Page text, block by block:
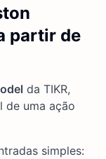
partir de
da TIKR,
de uma ação
simples: